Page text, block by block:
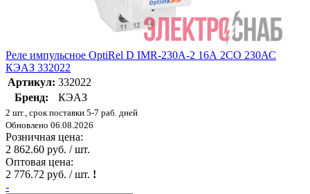
Реле импульсное OptiRel D IMR-230A-2 16А 2СО 230АС
КЭАЗ 332022
Артикул: 332022
Бренд:
КЭАЗ
2 шт., срок поставки 5-7 раб. дней
Обновлено 06.08.2026
Розничная цена:
2 862.60 руб. / шт.
Оптовая цена:
2 776.72 руб. / шт. !
-